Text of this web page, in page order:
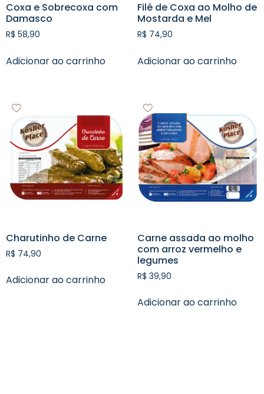
Coxa e Sobrecoxa com
Damasco
R$ 58,90
Adicionar ao carrinho
Filé de Coxa ao Molho de
Mostarda e Mel
R$ 74,90
Adicionar ao carrinho
Charutinho de Carne
R$ 74,90
Adicionar ao carrinho
Carne assada ao molho
com arroz vermelho e
legumes
R$ 39,90
Adicionar ao carrinho